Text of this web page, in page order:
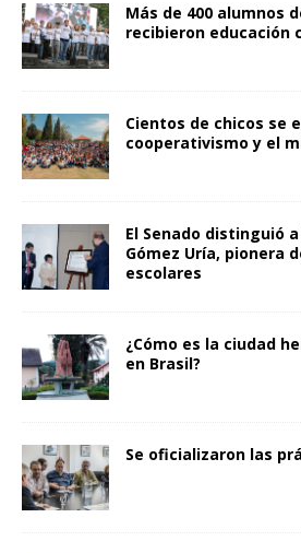
Más de 400 alumnos
recibieron educación
Cientos de chicos se
cooperativismo y el
El Senado distinguió
Gómez Uría, pionera
escolares
¿Cómo es la ciudad
en Brasil?
Se oficializaron las